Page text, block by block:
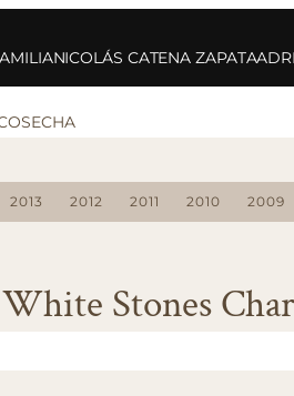
NICOLÁS CATENA ZAPATA
2013 2012 2011 2010 2009
Stones